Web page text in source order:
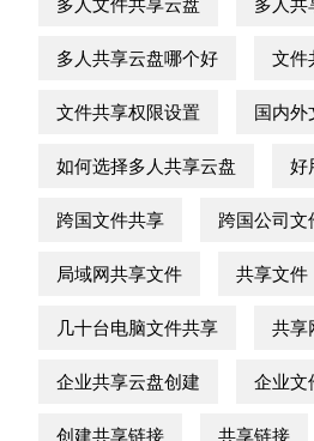
多人共享云盘哪个好 文件
文件共享权限设置 国内外
如何选择多人共享云盘 好
跨国文件共享 跨国公司文
局域网共享文件 共享文件
几十台电脑文件共享 共享
企业共享云盘创建 企业文
创建共享链接 共享链接